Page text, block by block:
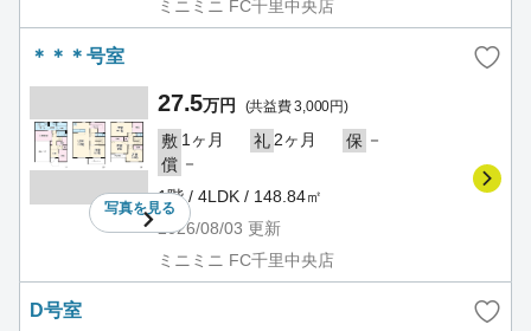
ミニミニ FC千里中央店
＊＊＊号室
写真を見る
27.5万円 (共益費 3,000円)
敷 1ヶ月 礼 2ヶ月 保 －
償 －
1階 / 4LDK / 148.84㎡
2026/08/03 更新
ミニミニ FC千里中央店
D号室